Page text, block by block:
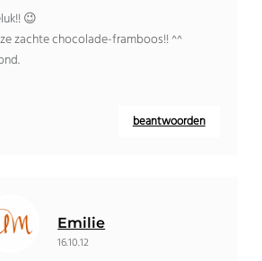
😉
zachte chocolade-framboos!! ^^
beantwoorden
Emilie
16.10.12